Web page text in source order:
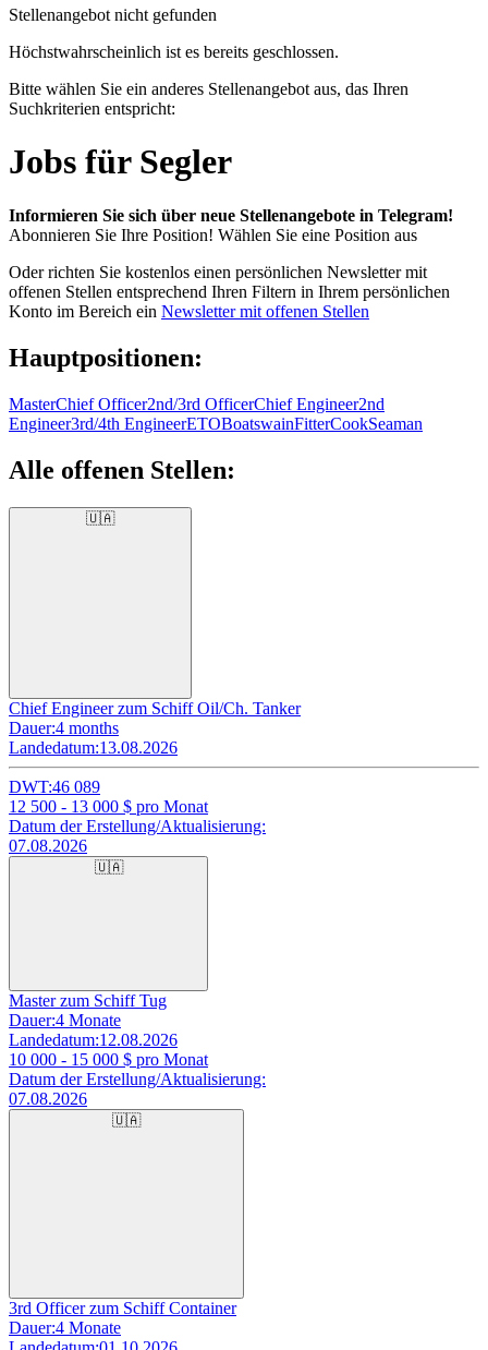
Stellenangebot nicht gefunden
Höchstwahrscheinlich ist es bereits geschlossen.
Bitte wählen Sie ein anderes Stellenangebot aus, das Ihren
Suchkriterien entspricht:
Jobs für Segler
Informieren Sie sich über neue Stellenangebote in Telegram!
Abonnieren Sie Ihre Position! Wählen Sie eine Position aus
Oder richten Sie kostenlos einen persönlichen Newsletter mit
offenen Stellen entsprechend Ihren Filtern in Ihrem persönlichen
Konto im Bereich ein Newsletter mit offenen Stellen
Hauptpositionen:
MasterChief Officer2nd/3rd OfficerChief Engineer2nd
Engineer3rd/4th EngineerETOBoatswainFitterCookSeaman
Alle offenen Stellen:
🇺🇦
Chief Engineer zum Schiff Oil/Ch. Tanker
Dauer:4 months
Landedatum:13.08.2026
DWT:46 089
12 500 - 13 000 $ pro Monat
Datum der Erstellung/Aktualisierung:
07.08.2026
🇺🇦
Master zum Schiff Tug
Dauer:4 Monate
Landedatum:12.08.2026
10 000 - 15 000 $ pro Monat
Datum der Erstellung/Aktualisierung:
07.08.2026
🇺🇦
3rd Officer zum Schiff Container
Dauer:4 Monate